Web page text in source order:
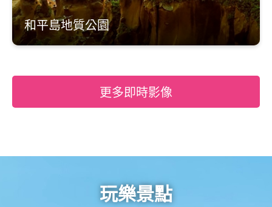
和平島地質公園
更多即時影像
玩樂景點